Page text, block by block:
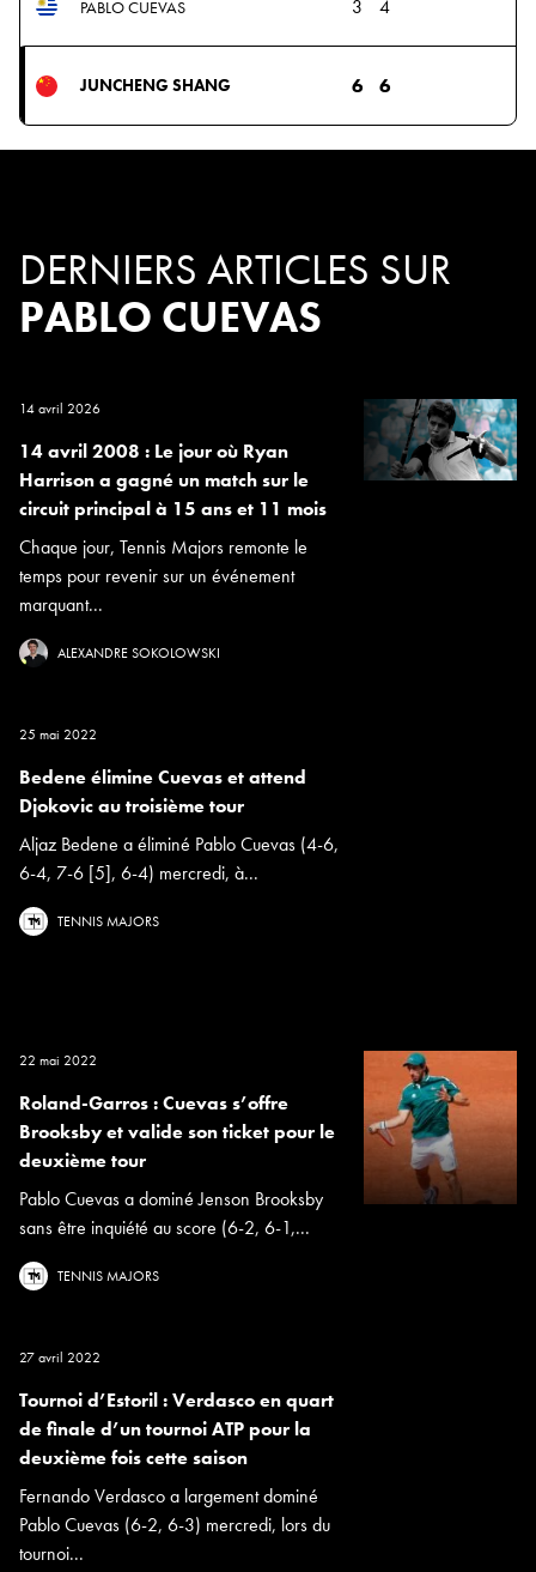
PABLO CUEVAS 3 4
JUNCHENG SHANG 6 6
DERNIERS ARTICLES SUR
PABLO CUEVAS
14 avril 2026
14 avril 2008 : Le jour où Ryan
Harrison a gagné un match sur le
circuit principal à 15 ans et 11 mois
Chaque jour, Tennis Majors remonte le
temps pour revenir sur un événement
marquant...
ALEXANDRE SOKOLOWSKI
25 mai 2022
Bedene élimine Cuevas et attend
Djokovic au troisième tour
Aljaz Bedene a éliminé Pablo Cuevas (4-6,
6-4, 7-6 [5], 6-4) mercredi, à...
TENNIS MAJORS
22 mai 2022
Roland-Garros : Cuevas s’offre
Brooksby et valide son ticket pour le
deuxième tour
Pablo Cuevas a dominé Jenson Brooksby
sans être inquiété au score (6-2, 6-1,...
TENNIS MAJORS
27 avril 2022
Tournoi d’Estoril : Verdasco en quart
de finale d’un tournoi ATP pour la
deuxième fois cette saison
Fernando Verdasco a largement dominé
Pablo Cuevas (6-2, 6-3) mercredi, lors du
tournoi...